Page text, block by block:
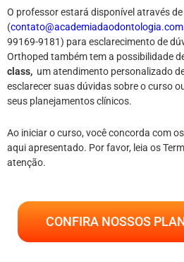
O professor estará disponível através de
(
99169-9181) para esclarecimento de
Orthoped também tem a possibilidade
class, um atendimento personalizado
esclarecer suas dúvidas sobre o curso
seus planejamentos clínicos.
Ao iniciar o curso, você concorda com os
aqui apresentado. Por favor, leia os
atenção.
CONFIRA NOSSOS